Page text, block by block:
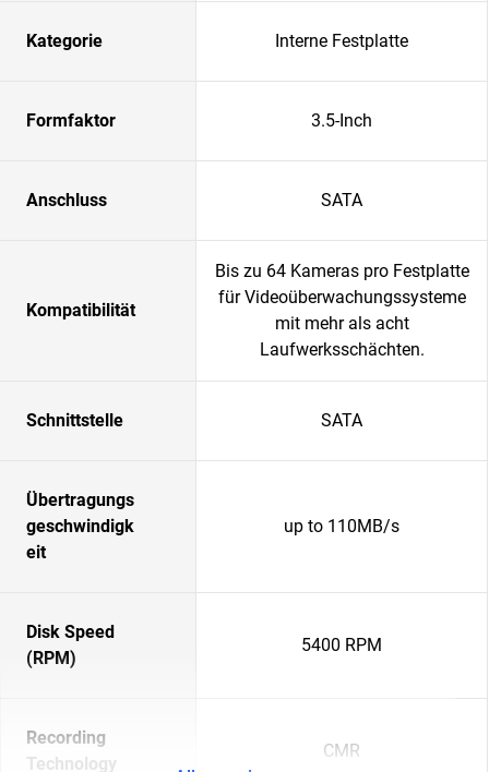
Kategorie Interne Festplatte
Formfaktor 3.5-Inch
Anschluss SATA
Kompatibilität
Bis zu 64 Kameras pro Festplatte
für Videoüberwachungssysteme
mit mehr als acht
Laufwerksschächten.
Schnittstelle SATA
Übertragungs
geschwindigk
eit
up to 110MB/s
Disk Speed
(RPM)
5400 RPM
Recording
Technology
CMR